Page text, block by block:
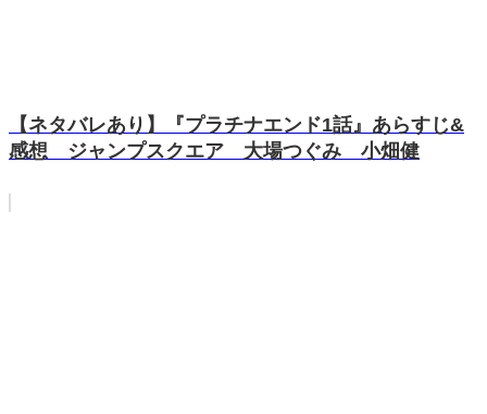
【ネタバレあり】『プラチナエンド1話』あらすじ&
感想 ジャンプスクエア 大場つぐみ 小畑健